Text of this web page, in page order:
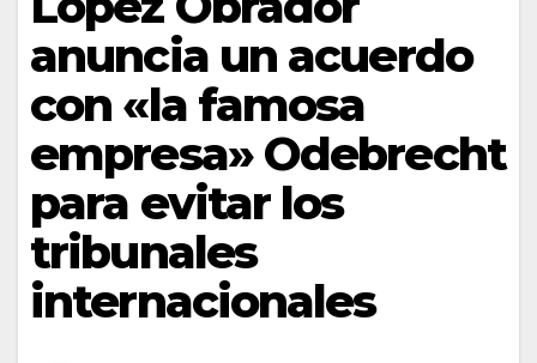
anuncia un acuerdo
con «la famosa
empresa» Odebrecht
para evitar los
tribunales
internacionales